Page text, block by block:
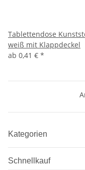
Tablettendose
weiß mit Klappdeckel
ab 0,41 € *
Kategorien
Schnellkauf